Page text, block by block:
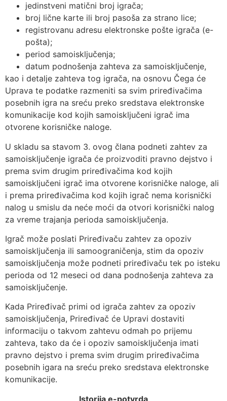
jedinstveni matični broj igrača;
broj lične karte ili broj pasoša za strano lice;
registrovanu adresu elektronske pošte igrača (e-
pošta);
period samoisključenja;
datum podnošenja zahteva za samoisključenje,
kao i detalje zahteva tog igrača, na osnovu Čega će
Uprava te podatke razmeniti sa svim priređivačima
posebnih igra na sreću preko sredstava elektronske
komunikacije kod kojih samoisključeni igrač ima
otvorene korisničke naloge.
U skladu sa stavom 3. ovog člana podneti zahtev za
samoisključenje igrača će proizvoditi pravno dejstvo i
prema svim drugim priređivačima kod kojih
samoisključeni igrač ima otvorene korisničke naloge, ali
i prema priređivačima kod kojih igrač nema korisnički
nalog u smislu da neće moći da otvori korisnički nalog
za vreme trajanja perioda samoisključenja.
Igrač može poslati Priređivaču zahtev za opoziv
samoisključenja ili samoograničenja, stim da opoziv
samoisključenja može podneti priređivaču tek po isteku
perioda od 12 meseci od dana podnošenja zahteva za
samoisključenje.
Kada Priređivač primi od igrača zahtev za opoziv
samoisključenja, Priređivač će Upravi dostaviti
informaciju o takvom zahtevu odmah po prijemu
zahteva, tako da će i opoziv samoisključenja imati
pravno dejstvo i prema svim drugim priređivačima
posebnih igara na sreću preko sredstava elektronske
komunikacije.
Istorija e-potvrda